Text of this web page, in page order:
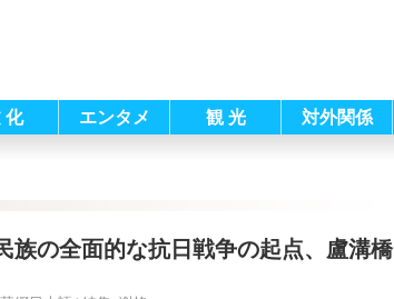
化 エンタメ 観 光 対外関係
族の全面的な抗日戦争の起点、盧溝橋